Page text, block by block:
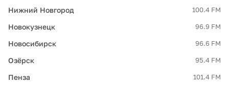
Нижний Новгород 100.4 FM
Новокузнецк 96.9 FM
Новосибирск 96.6 FM
Озёрск 95.4 FM
Пенза 101.4 FM